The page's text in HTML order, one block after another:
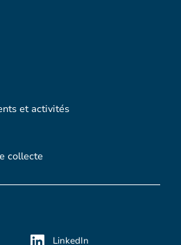
et activités
collecte
LinkedIn